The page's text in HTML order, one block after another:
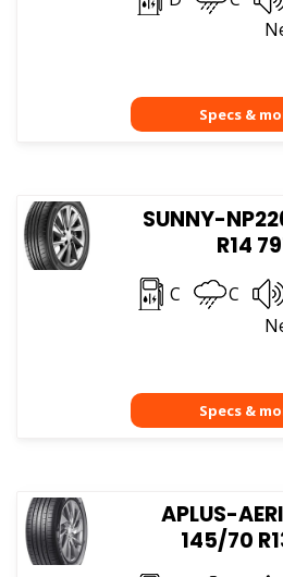
SUNNY-
R14
C C
APLUS-
145/70